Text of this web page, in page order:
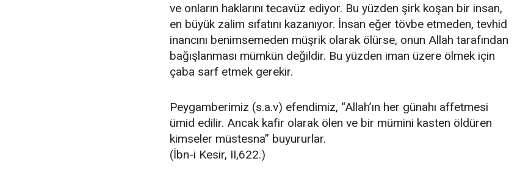
ve onların haklarını tecavüz ediyor. Bu yüzden şirk koşan bir insan,
en büyük zalim sıfatını kazanıyor. İnsan eğer tövbe etmeden, tevhid
inancını benimsemeden müşrik olarak ölürse, onun Allah tarafından
bağışlanması mümkün değildir. Bu yüzden iman üzere ölmek için
çaba sarf etmek gerekir.
Peygamberimiz (s.a.v) efendimiz, “Allah’ın her günahı affetmesi
ümid edilir. Ancak kafir olarak ölen ve bir mümini kasten öldüren
kimseler müstesna” buyururlar.
(İbn-i Kesir, II,622.)